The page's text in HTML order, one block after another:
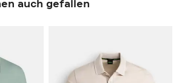
auch gefallen